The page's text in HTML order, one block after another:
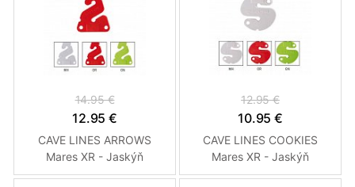
14.95 €
12.95 €
CAVE LINES ARROWS
Mares XR - Jaskýň
Smerovky Zelená
12.95 €
10.95 €
CAVE LINES COOKIES
Mares XR - Jaskýň
Smerovky Zelená